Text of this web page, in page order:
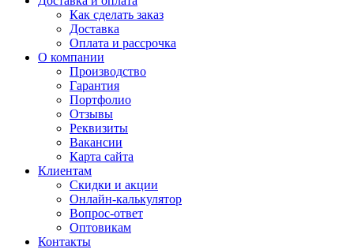
Как сделать заказ
Доставка
Оплата и рассрочка
О компании
Производство
Гарантия
Портфолио
Отзывы
Реквизиты
Вакансии
Карта сайта
Клиентам
Скидки и акции
Онлайн-калькулятор
Вопрос-ответ
Оптовикам
Контакты